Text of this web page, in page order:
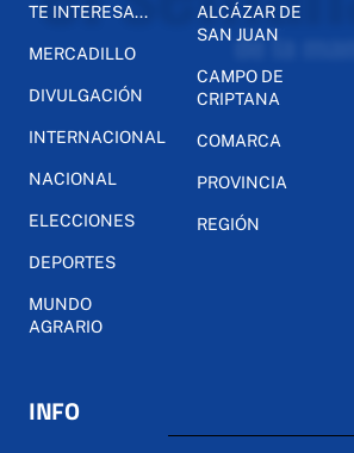
TE INTERESA...
MERCADILLO
DIVULGACIÓN
INTERNACIONAL
NACIONAL
ELECCIONES
DEPORTES
MUNDO
AGRARIO
ALCÁZAR DE
SAN JUAN
CAMPO DE
CRIPTANA
COMARCA
PROVINCIA
REGIÓN
INFO